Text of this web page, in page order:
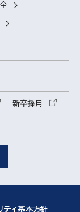
新卒採用
ティ基本方針